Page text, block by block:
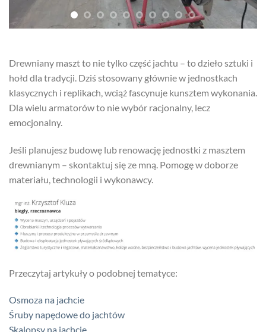
Drewniany maszt to nie tylko część jachtu – to dzieło sztuki i
hołd dla tradycji. Dziś stosowany głównie w jednostkach
klasycznych i replikach, wciąż fascynuje kunsztem wykonania.
Dla wielu armatorów to nie wybór racjonalny, lecz
emocjonalny.
Jeśli planujesz budowę lub renowację jednostki z masztem
drewnianym – skontaktuj się ze mną. Pomogę w doborze
materiału, technologii i wykonawcy.
Przeczytaj artykuły o podobnej tematyce:
Osmoza na jachcie
Śruby napędowe do jachtów
Skalopsy na jachcie